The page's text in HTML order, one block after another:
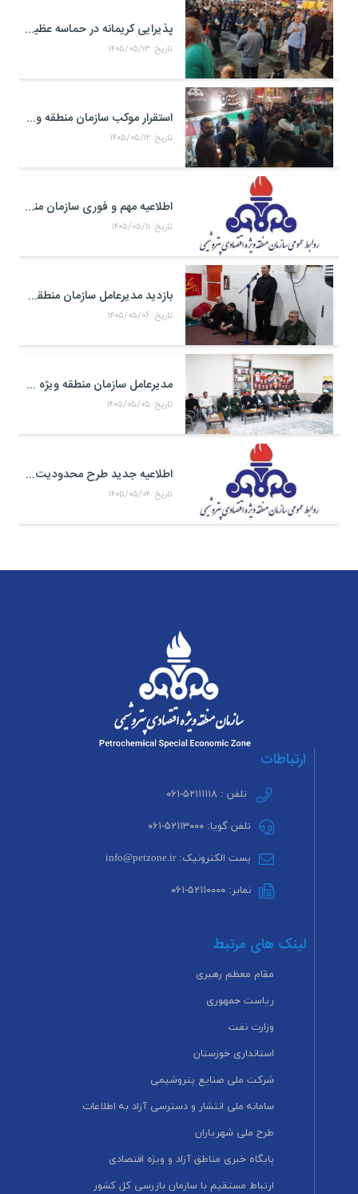
پذیرایی کریمانه در حماسه عظیم اربعین حسینی
تاریخ: ۱۴۰۵/۰۵/۱۳
استقرار موکب سازمان منطقه ویژه اقتصادی پتروشیمی در محل تجمعات مردمی در میدان امام بندر ماهشهر
تاریخ: ۱۴۰۵/۰۵/۱۲
اطلاعیه مهم و فوری سازمان منطقه ویژه اقتصادی پتروشیمی
تاریخ: ۱۴۰۵/۰۵/۱۱
بازدید مدیرعامل سازمان منطقه ویژه اقتصادی پتروشیمی از موکب حضرت علی اکبر(ع) کارکنان منطقه ویژه اقتصادی پتروشیمی در مرز شلمچه
تاریخ: ۱۴۰۵/۰۵/۰۶
مدیرعامل سازمان منطقه ویژه اقتصادی پتروشیمی با فرمانده جدید سپاه بندر ماهشهر، امام جمعه شهرستان و خانواده شهدای صنعت پتروشیمی دیدار کرد
تاریخ: ۱۴۰۵/۰۵/۰۵
اطلاعیه جدید طرح محدودیت تردد خودرو به منطقه ویژه اقتصادی پتروشیمی
تاریخ: ۱۴۰۵/۰۵/۰۴
ارتباطات
تلفن : ۵۲۱۱۱۱۱۸-۰۶۱
تلفن گویا: ۵۲۱۱۳۰۰۰-۰۶۱
پست الکترونیک: info@petzone.ir
نمابر: ۵۲۱۱۰۰۰۰-۰۶۱
لینک های مرتبط
مقام معظم رهبری
ریاست جمهوری
وزارت نفت
استانداری خوزستان
شرکت ملی صنایع پتروشیمی
سامانه ملی انتشار و دسترسی آزاد به اطلاعات
طرح ملی شهریاران
پایگاه خبری مناطق آزاد و ویژه اقتصادی
ارتباط مستقیم با سازمان بازرسی کل کشور